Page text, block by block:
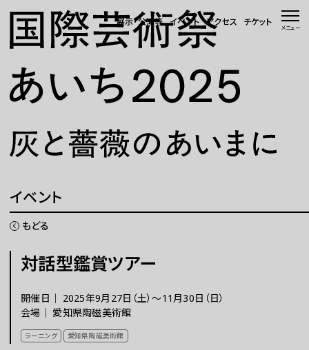
展示・公演等 イベント アクセス チケット メニュー
ニュース 一覧
WEBマガジン
展示・公演等
イベント
国際芸術祭「あいち」とは
チケット
イベント
もどる
対話型鑑賞ツアー
開催日｜ 2025年9月27日（土）～11月30日（日）
会場｜ 愛知県陶磁美術館
ラーニング 愛知県陶磁美術館